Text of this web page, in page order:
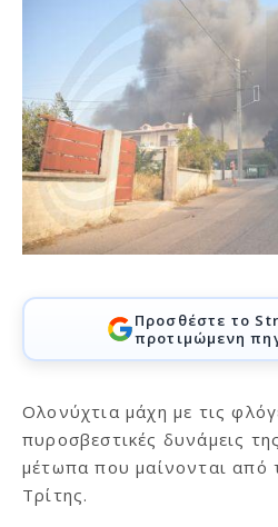
Προσθέστε το
προτιμώμενη
Ολονύχτια μάχη με τις
πυροσβεστικές δυνάμεις
μέτωπα που μαίνονται από
Τρίτης.